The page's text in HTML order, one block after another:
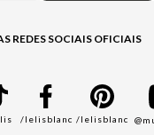
REDES SOCIAIS OFICIAIS
/lelisblanc /lelisblanc